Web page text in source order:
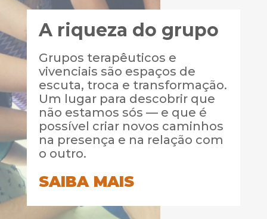
A riqueza do grupo
Grupos terapêuticos e
vivenciais são espaços de
escuta, troca e transformação.
Um lugar para descobrir que
não estamos sós — e que é
possível criar novos caminhos
na presença e na relação com
o outro.
SAIBA MAIS